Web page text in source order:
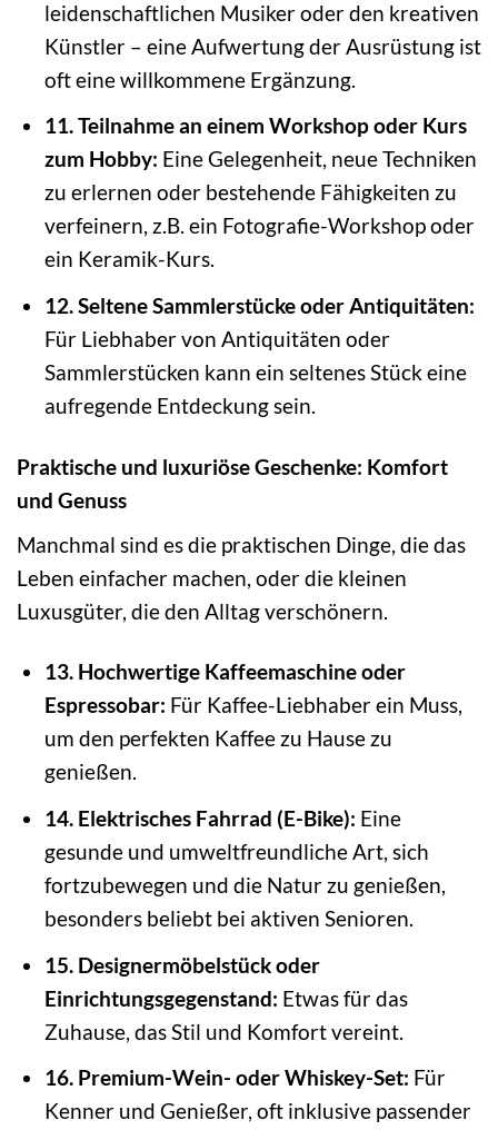
leidenschaftlichen Musiker oder den kreativen
Künstler – eine Aufwertung der Ausrüstung ist
oft eine willkommene Ergänzung.
11. Teilnahme an einem Workshop oder Kurs
zum Hobby: Eine Gelegenheit, neue Techniken
zu erlernen oder bestehende Fähigkeiten zu
verfeinern, z.B. ein Fotografie-Workshop oder
ein Keramik-Kurs.
12. Seltene Sammlerstücke oder Antiquitäten:
Für Liebhaber von Antiquitäten oder
Sammlerstücken kann ein seltenes Stück eine
aufregende Entdeckung sein.
Praktische und luxuriöse Geschenke: Komfort
und Genuss
Manchmal sind es die praktischen Dinge, die das
Leben einfacher machen, oder die kleinen
Luxusgüter, die den Alltag verschönern.
13. Hochwertige Kaffeemaschine oder
Espressobar: Für Kaffee-Liebhaber ein Muss,
um den perfekten Kaffee zu Hause zu
genießen.
14. Elektrisches Fahrrad (E-Bike): Eine
gesunde und umweltfreundliche Art, sich
fortzubewegen und die Natur zu genießen,
besonders beliebt bei aktiven Senioren.
15. Designermöbelstück oder
Einrichtungsgegenstand: Etwas für das
Zuhause, das Stil und Komfort vereint.
16. Premium-Wein- oder Whiskey-Set: Für
Kenner und Genießer, oft inklusive passender